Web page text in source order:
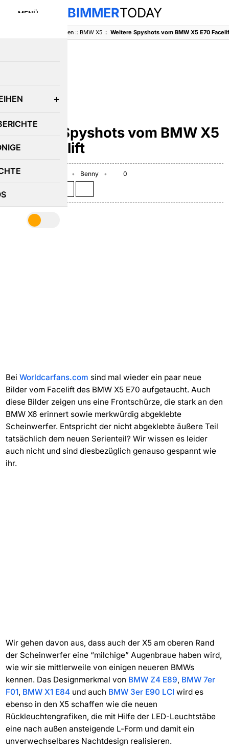
MENÜ BIMMERTODAY
Baureihen:: BMW X5 :: Weitere Spyshots vom BMW X5 E70
Weitere Spyshots vom BMW X5
E70 Facelift
September 29, 2009 Benny
0
Bei Worldcarfans.com sind mal wieder ein paar neue
Bilder vom Facelift des BMW X5 E70 aufgetaucht. Auch
diese Bilder zeigen uns eine Frontschürze, die stark an den
BMW X6 erinnert sowie merkwürdig abgeklebte
Scheinwerfer. Entspricht der nicht abgeklebte äußere Teil
tatsächlich dem neuen Serienteil? Wir wissen es leider
auch nicht und sind diesbezüglich genauso gespannt wie
ihr.
Wir gehen davon aus, dass auch der X5 am oberen Rand
der Scheinwerfer eine “milchige” Augenbraue haben wird,
wie wir sie mittlerweile von einigen neueren BMWs
kennen. Das Designmerkmal von BMW Z4 E89, BMW 7er
F01, BMW X1 E84und auch BMW 3er E90 LCI wird es
ebenso in den X5 schaffen wie die neuen
Rückleuchtengrafiken, die mit Hilfe der LED-Leuchtstäbe
eine nach außen ansteigende L-Form und damit ein
unverwechselbares Nachtdesign realisieren.